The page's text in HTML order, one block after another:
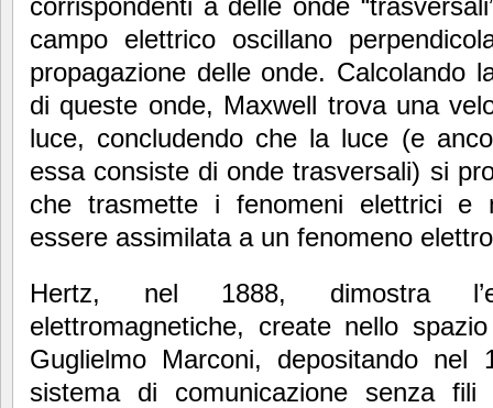
campo elettrico oscillano
propagazione delle onde. Calcolando
di queste onde, Maxwell trova una
luce, concludendo che la luce (e
essa consiste di onde trasversali) si
che trasmette i fenomeni elettrici e
essere assimilata a un fenomeno
Hertz, nel 1888, dimostra
elettromagnetiche, create nello
Guglielmo Marconi, depositando
sistema di comunicazione senza